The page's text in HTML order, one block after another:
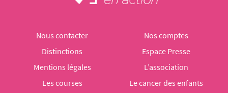
Nous contacter
Nos comptes
Distinctions
Espace Presse
Mentions légales
L’association
Les courses
Le cancer des enfants